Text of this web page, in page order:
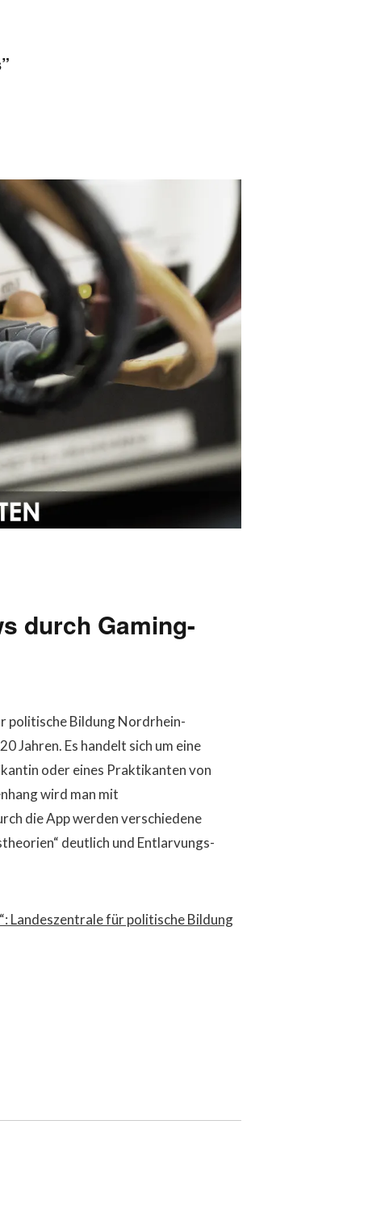
”
durch Gaming-
politische Bildung Nordrhein-
Jahren. Es handelt sich um eine
oder eines Praktikanten von
wird man mit
die App werden verschiedene
deutlich und Entlarvungs-
Landeszentrale für politische Bildung